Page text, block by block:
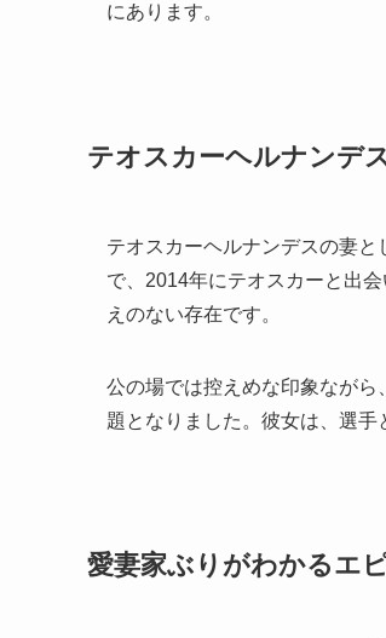
にあります。
テオスカーヘルナンデ
テオスカーヘルナンデスの妻
で、2014年にテオスカーと出
えのない存在です。
公の場では控えめな印象なが
題となりました。彼女は、選手
愛妻家ぶりがわかるエ